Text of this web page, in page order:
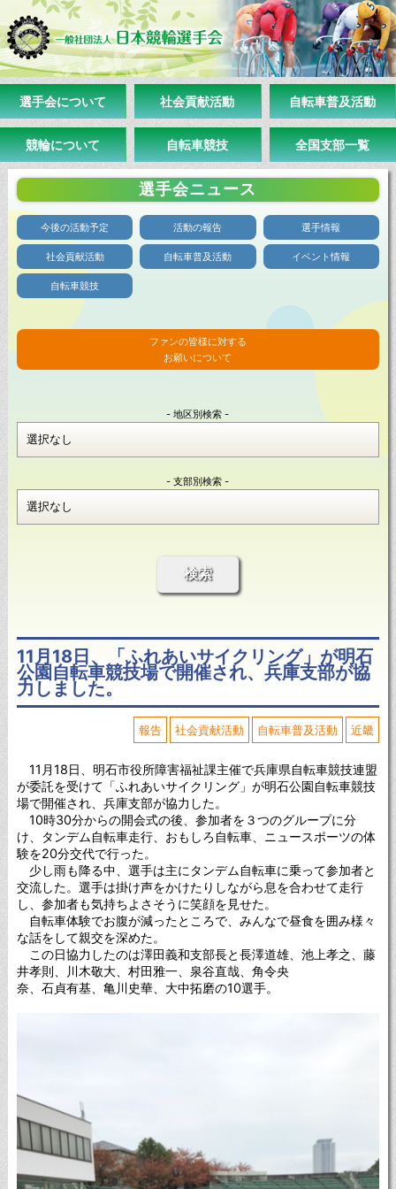
選手会について 社会貢献活動 自転車普及活動
競輪について 自転車競技 全国支部一覧
選手会ニュース
今後の活動予定 活動の報告 選手情報
社会貢献活動 自転車普及活動 イベント情報
自転車競技
ファンの皆様に対する
お願いについて
- 地区別検索 -
- 支部別検索 -
検索
11月18日、「ふれあいサイクリング」が明石
公園自転車競技場で開催され、兵庫支部が協
力しました。
報告 社会貢献活動 自転車普及活動 近畿
11月18日、明石市役所障害福祉課主催で兵庫県自転車競技連盟
が委託を受けて「ふれあいサイクリング」が明石公園自転車競技
場で開催され、兵庫支部が協力した。
10時30分からの開会式の後、参加者を３つのグループに分
け、タンデム自転車走行、おもしろ自転車、ニュースポーツの体
験を20分交代で行った。
少し雨も降る中、選手は主にタンデム自転車に乗って参加者と
交流した。選手は掛け声をかけたりしながら息を合わせて走行
し、参加者も気持ちよさそうに笑顔を見せた。
自転車体験でお腹が減ったところで、みんなで昼食を囲み様々
な話をして親交を深めた。
この日協力したのは澤田義和支部長と長澤道雄、池上孝之、藤
井孝則、川木敬大、村田雅一、泉谷直哉、角令央
奈、石貞有基、亀川史華、大中拓磨の10選手。